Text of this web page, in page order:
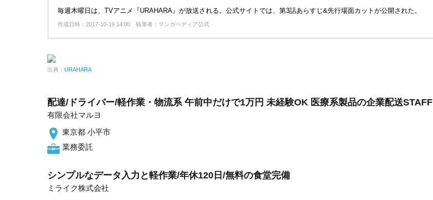
毎週木曜日は、TVアニメ『URAHARA』が放送される。公式サイトでは、第3話あらすじ&先行場面カットが公開された。
作成日時：2017-10-19 14:00 執筆者：マンガペディア公式
出典： URAHARA
配達/ドライバー/軽作業・物流系 午前中だけで1万円 未経験OK 医療系製品の企業配送STAFF
有限会社マルヨ
東京都 小平市
業務委託
シンプルなデータ入力と軽作業/年休120日/無料の食堂完備
ミライク株式会社